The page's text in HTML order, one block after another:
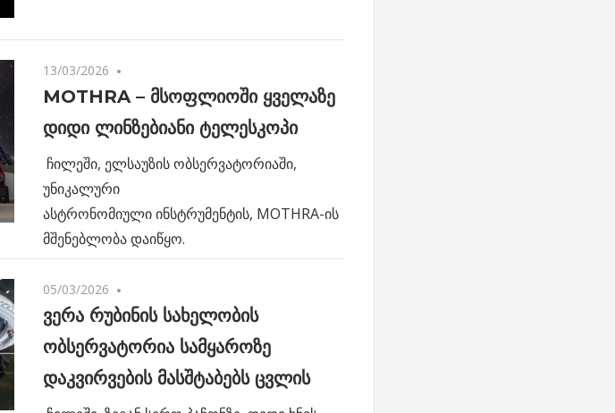
13/03/2026
MOTHRA – მსოფლიოში ყველაზე
დიდი ლინზებიანი ტელესკოპი
ჩილეში, ელსაუზის ობსერვატორიაში,
უნიკალური
ასტრონომიული ინსტრუმენტის, MOTHRA-ის
მშენებლობა დაიწყო.
05/03/2026
ვერა რუბინის სახელობის
ობსერვატორია სამყაროზე
დაკვირვების მასშტაბებს ცვლის